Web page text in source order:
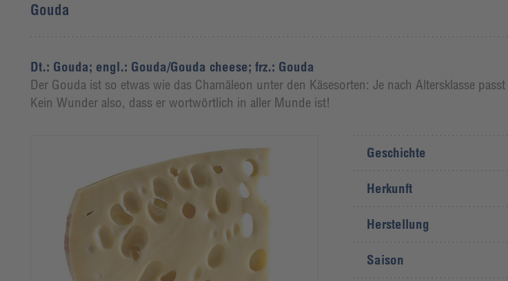
Gouda
Dt.: Gouda; engl.: Gouda/Gouda cheese; frz.: Gouda
Der Gouda ist so etwas wie das Chamäleon unter den Käsesorten: Je nach Altersklasse
Kein Wunder also, dass er wortwörtlich in aller Munde ist!
Geschichte
Herkunft
Herstellung
Saison